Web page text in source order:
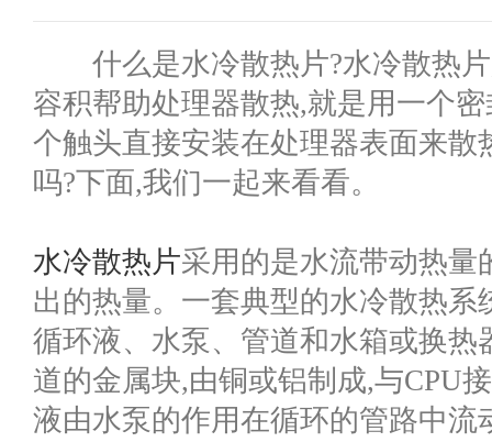
什么是水冷散热片?水冷散热片
容积帮助处理器散热,就是用一个
个触头直接安装在处理器表面来
吗?下面,我们一起来看看。
水冷散热片采用的是水流带动热量
出的热量。一套典型的水冷散热
循环液、水泵、管道和水箱或换
道的金属块,由铜或铝制成,与CPU
液由水泵的作用在循环的管路中